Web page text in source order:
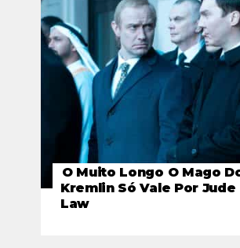
O Muito Longo O Mago
Kremlin Só Vale Por Jude
Law